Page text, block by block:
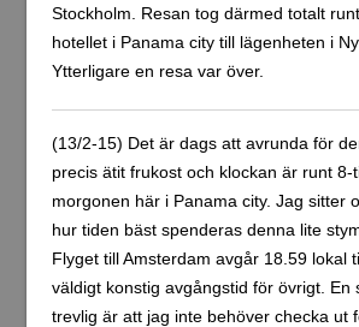
Stockholm. Resan tog därmed totalt
hotellet i Panama city till lägenheten i
Ytterligare en resa var över.
(13/2-15) Det är dags att avrunda för
precis ätit frukost och klockan är runt 8-
morgonen här i Panama city. Jag sitter
hur tiden bäst spenderas denna lite
Flyget till Amsterdam avgår 18.59 lokal
väldigt konstig avgångstid för övrigt. En
trevlig är att jag inte behöver checka ut